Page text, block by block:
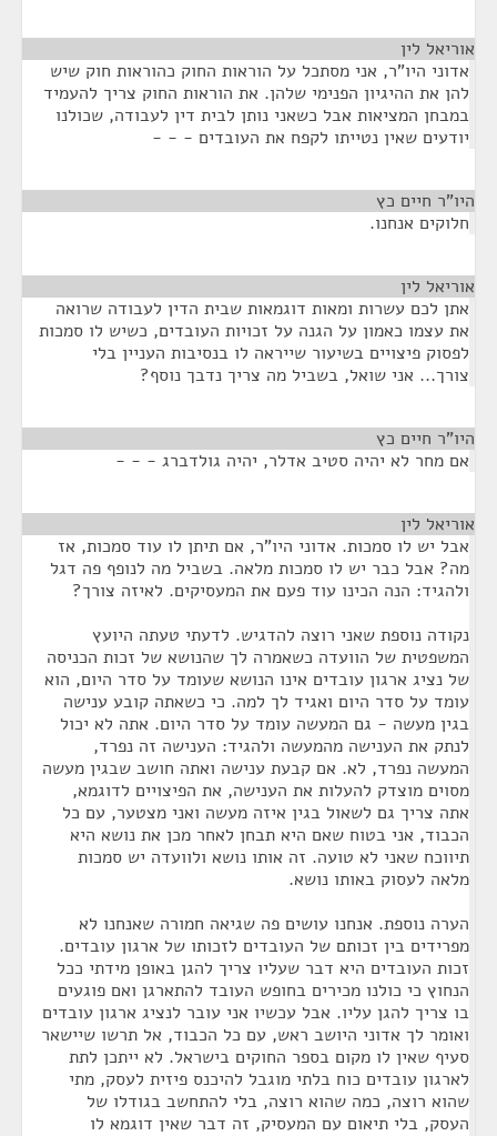
אוריאל לין
אדוני היו"ר, אני מסתכל על הוראות החוק כהוראות חוק שיש
להן את ההיגיון הפנימי שלהן. את הוראות החוק צריך להעמיד
במבחן המציאות אבל כשאני נותן לבית דין לעבודה, שכולנו
יודעים שאין נטייתו לקפח את העובדים - - -
היו"ר חיים כץ
חלוקים אנחנו.
אוריאל לין
אתן לכם עשרות ומאות דוגמאות שבית הדין לעבודה שרואה
את עצמו כאמון על הגנה על זכויות העובדים, כשיש לו סמכות
לפסוק פיצויים בשיעור שייראה לו בנסיבות העניין בלי
צורך... אני שואל, בשביל מה צריך נדבך נוסף?
היו"ר חיים כץ
אם מחר לא יהיה סטיב אדלר, יהיה גולדברג - - -
אוריאל לין
אבל יש לו סמכות. אדוני היו"ר, אם תיתן לו עוד סמכות, אז
מה? אבל כבר יש לו סמכות מלאה. בשביל מה לנופף פה דגל
ולהגיד: הנה הכינו עוד פעם את המעסיקים. לאיזה צורך?
נקודה נוספת שאני רוצה להדגיש. לדעתי טעתה היועץ
המשפטית של הוועדה כשאמרה לך שהנושא של זכות הכניסה
של נציג ארגון עובדים אינו הנושא שעומד על סדר היום, הוא
עומד על סדר היום ואגיד לך למה. כי כשאתה קובע ענישה
בגין מעשה - גם המעשה עומד על סדר היום. אתה לא יכול
לנתק את הענישה מהמעשה ולהגיד: הענישה זה נפרד,
המעשה נפרד, לא. אם קבעת ענישה ואתה חושב שבגין מעשה
מסוים מוצדק להעלות את הענישה, את הפיצויים לדוגמא,
אתה צריך גם לשאול בגין איזה מעשה ואני מצטער, עם כל
הכבוד, אני בטוח שאם היא תבחן לאחר מכן את נושא היא
תיווכח שאני לא טועה. זה אותו נושא ולוועדה יש סמכות
מלאה לעסוק באותו נושא.
הערה נוספת. אנחנו עושים פה שגיאה חמורה שאנחנו לא
מפרידים בין זכותם של העובדים לזכותו של ארגון עובדים.
זכות העובדים היא דבר שעליו צריך להגן באופן מידתי ככל
הנחוץ כי כולנו מכירים בחופש העובד להתארגן ואם פוגעים
בו צריך להגן עליו. אבל עכשיו אני עובר לנציג ארגון עובדים
ואומר לך אדוני היושב ראש, עם כל הכבוד, אל תרשו שיישאר
סעיף שאין לו מקום בספר החוקים בישראל. לא ייתכן לתת
לארגון עובדים כוח בלתי מוגבל להיכנס פיזית לעסק, מתי
שהוא רוצה, כמה שהוא רוצה, בלי להתחשב בגודלו של
העסק, בלי תיאום עם המעסיק, זה דבר שאין דוגמא לו